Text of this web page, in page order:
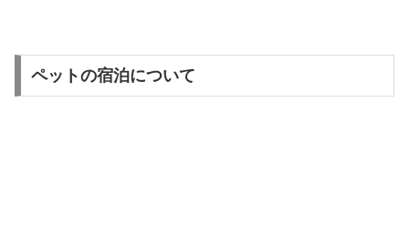
ペットの宿泊について